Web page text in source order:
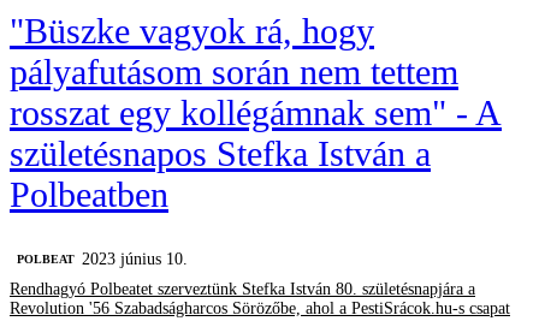
"Büszke vagyok rá, hogy
pályafutásom során nem tettem
rosszat egy kollégámnak sem" - A
születésnapos Stefka István a
Polbeatben
‎POLBEAT 2023 június 10.
Rendhagyó Polbeatet szerveztünk Stefka István 80. születésnapjára a
Revolution '56 Szabadságharcos Sörözőbe, ahol a PestiSrácok.hu-s csapat